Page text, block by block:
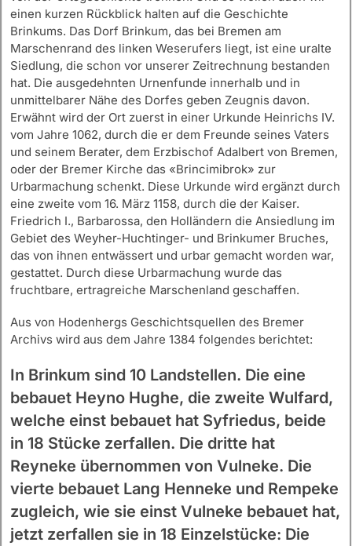
einen kurzen Rückblick halten auf die Geschichte
Brinkums. Das Dorf Brinkum, das bei Bremen am
Marschenrand des linken Weserufers liegt, ist eine uralte
Siedlung, die schon vor unserer Zeitrechnung bestanden
hat. Die ausgedehnten Urnenfunde innerhalb und in
unmittelbarer Nähe des Dorfes geben Zeugnis davon.
Erwähnt wird der Ort zuerst in einer Urkunde Heinrichs IV.
vom Jahre 1062, durch die er dem Freunde seines Vaters
und seinem Berater, dem Erzbischof Adalbert von Bremen,
oder der Bremer Kirche das «Brincimibrok» zur
Urbarmachung schenkt. Diese Urkunde wird ergänzt durch
eine zweite vom 16. März 1158, durch die der Kaiser.
Friedrich I., Barbarossa, den Holländern die Ansiedlung im
Gebiet des Weyher-Huchtinger- und Brinkumer Bruches,
das von ihnen entwässert und urbar gemacht worden war,
gestattet. Durch diese Urbarmachung wurde das
fruchtbare, ertragreiche Marschenland geschaffen.
Aus von Hodenhergs Geschichtsquellen des Bremer
Archivs wird aus dem Jahre 1384 folgendes berichtet:
In Brinkum sind 10 Landstellen. Die eine
bebauet Heyno Hughe, die zweite Wulfard,
welche einst bebauet hat Syfriedus, beide
in 18 Stücke zerfallen. Die dritte hat
Reyneke übernommen von Vulneke. Die
vierte bebauet Lang Henneke und Rempeke
zugleich, wie sie einst Vulneke bebauet hat,
jetzt zerfallen sie in 18 Einzelstücke: Die